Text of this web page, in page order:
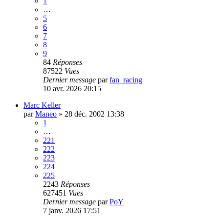
…
5
6
7
8
9
84 Réponses
87522 Vues
Dernier message parfan_racing
10 avr. 2026 20:15
Marc Keller
parManeo » 28 déc. 2002 13:38
1
…
221
222
223
224
225
2243 Réponses
627451 Vues
Dernier message parPoY
7 janv. 2026 17:51